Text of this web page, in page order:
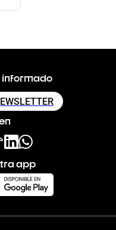
informado
app